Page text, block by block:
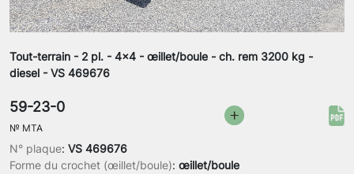
Tout-terrain - 2 pl. - 4x4 - œillet/boule - ch. rem 3200 kg -
diesel - VS 469676
N° plaque: VS 469676
Forme du crochet (œillet/boule): œillet/boule
59-23-0
№ MTA